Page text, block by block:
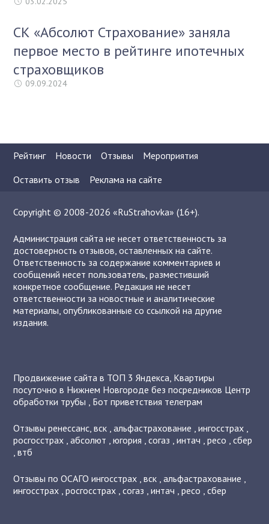
СК «Абсолют Страхование» заняла
первое место в рейтинге ипотечных
страховщиков
09.09.2024
Рейтинг Новости Отзывы
Мероприятия
Оставить отзыв
Реклама на сайте
Copyright © 2008-2026 «RuStrahovka» (16+).
Администрация сайта не несет ответственность за
достоверность отзывов, оставленных на сайте.
Ответственность за содержание комментариев и
сообщений несет пользователь, разместивший
конкретное сообщение. Редакция не несет
ответственности за новостные и аналитические
материалы, опубликованные со ссылкой на другие
издания.
Продвижение сайта в ТОП 3 Яндекса, Квартиры
посуточно в Нижнем Новгороде без посредников Центр
обработки трубы , Бот приветствия телеграм
Отзывыренессанс,вск ,альфастрахование ,ингосстрах ,
росгосстрах ,абсолют ,югория ,согаз ,интач ,ресо ,сбер
,втб
Отзывы по ОСАГОингосстрах ,вск ,альфастрахование ,
ингосстрах ,росгосстрах ,согаз ,интач ,ресо ,сбер